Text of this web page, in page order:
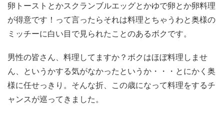
卵トーストとかスクランブルエッグとかゆで卵とか卵料理
が得意です！って言ったらそれは料理とちゃうわと奥様の
ミッチーに白い目で見られたことのあるボクです。
男性の皆さん、料理してますか？ボクはほぼ料理しませ
ん、というかする気がなかったというか・・・とにかく奥
様に任せっきり。そんな折、この歳になって料理をするチ
ャンスが巡ってきました。